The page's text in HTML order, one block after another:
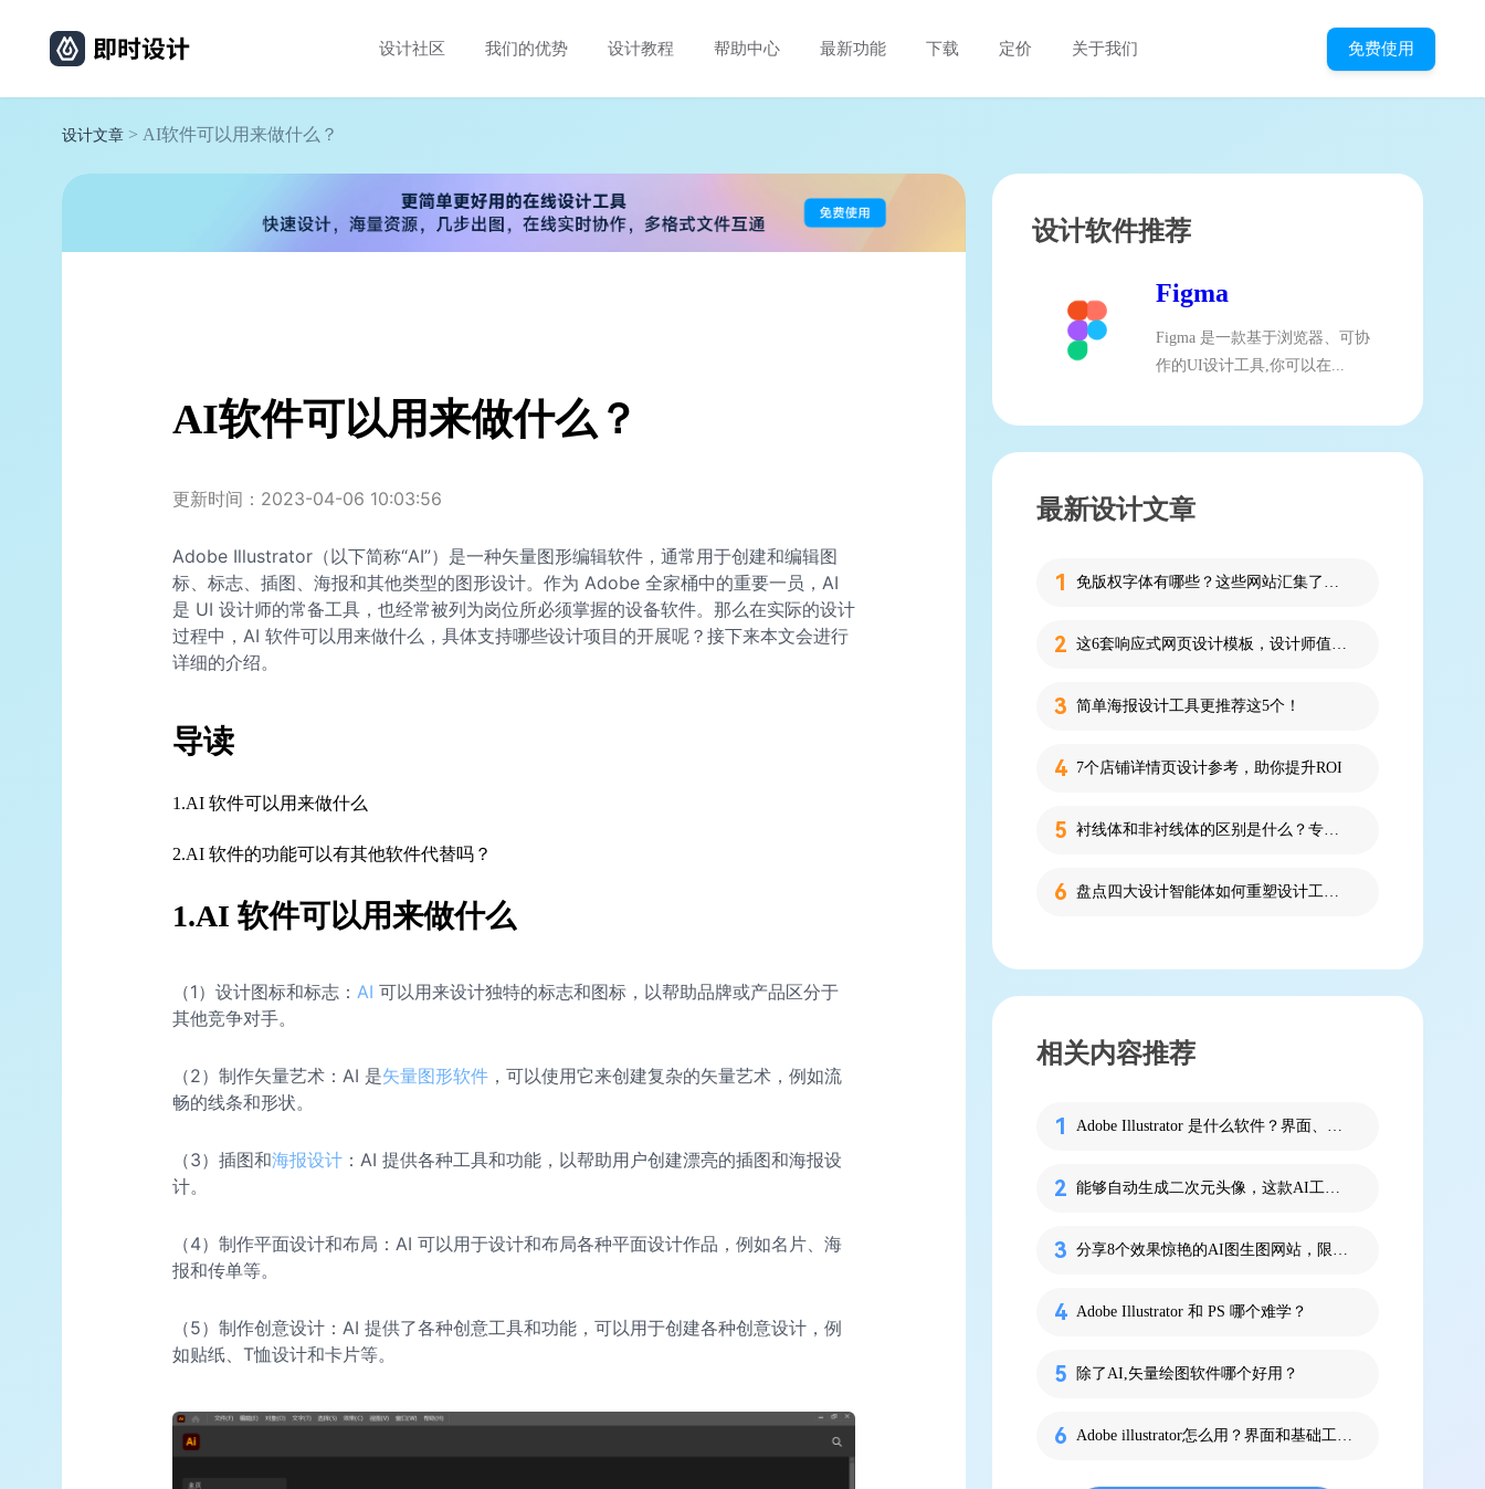
设计社区 我们的优势 设计教程 帮助中心 最新功能 下载 定价 关于我们 免费使用
设计文章 > AI软件可以用来做什么？
AI软件可以用来做什么？
更新时间：2023-04-06 10:03:56
Adobe Illustrator（以下简称“AI”）是一种矢量图形编辑软件，通常用于创建和编辑图
标、标志、插图、海报和其他类型的图形设计。作为 Adobe 全家桶中的重要一员，AI
是 UI 设计师的常备工具，也经常被列为岗位所必须掌握的设备软件。那么在实际的设计
过程中，AI 软件可以用来做什么，具体支持哪些设计项目的开展呢？接下来本文会进行
详细的介绍。
导读
1.AI 软件可以用来做什么
2.AI 软件的功能可以有其他软件代替吗？
1.AI 软件可以用来做什么
（1）设计图标和标志： AI 可以用来设计独特的标志和图标，以帮助品牌或产品区分于
其他竞争对手。
（2）制作矢量艺术：AI 是矢量图形软件 ，可以使用它来创建复杂的矢量艺术，例如流
畅的线条和形状。
（3）插图和海报设计 ：AI 提供各种工具和功能，以帮助用户创建漂亮的插图和海报设
计。
（4）制作平面设计和布局：AI 可以用于设计和布局各种平面设计作品，例如名片、海
报和传单等。
（5）制作创意设计：AI 提供了各种创意工具和功能，可以用于创建各种创意设计，例
如贴纸、T恤设计和卡片等。
设计软件推荐
Figma
Figma 是一款基于浏览器、可协
作的UI设计工具,你可以在...
最新设计文章
免版权字体有哪些？这些网站汇集了近百款免版权字体！
这6套响应式网页设计模板，设计师值得收藏！
简单海报设计工具更推荐这5个！
7个店铺详情页设计参考，助你提升ROI
衬线体和非衬线体的区别是什么？专为设计新人解答！
盘点四大设计智能体如何重塑设计工作流
相关内容推荐
Adobe Illustrator 是什么软件？界面、功能介绍！
能够自动生成二次元头像，这款AI工具你不容错过
分享8个效果惊艳的AI图生图网站，限时免费！
Adobe Illustrator 和 PS 哪个难学？
除了AI,矢量绘图软件哪个好用？
Adobe illustrator怎么用？界面和基础工具一次搞懂！